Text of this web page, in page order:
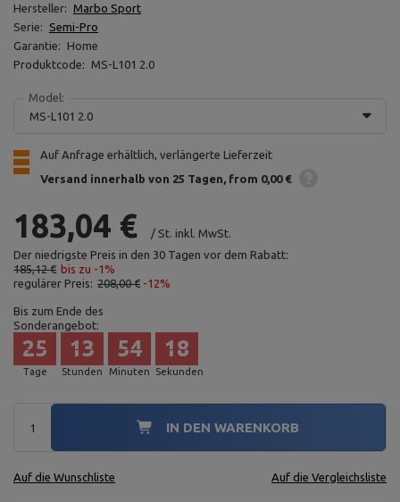
Hersteller: Marbo Sport
Serie:
Semi-Pro
Garantie:
Home
Produktcode:
MS-L101 2.0
Model:
MS-L101 2.0
Auf Anfrage erhältlich, verlängerte Lieferzeit
Versand innerhalb von 25 Tagen from 0,00 €
183,04 € / St. inkl. MwSt.
Der niedrigste Preis in den 30 Tagen vor dem Rabatt:
185,12 € bis zu -1%
regulärer Preis: 208,00 € -12%
Bis zum Ende des
Sonderangebot:
Tage
25
Stunden
13
Minuten
54
Sekunden
16
IN DEN WARENKORB
Auf die Wunschliste Auf die Vergleichsliste